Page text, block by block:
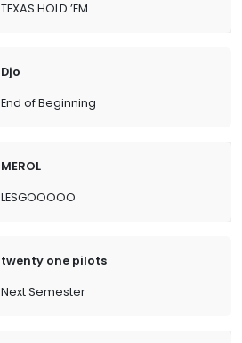
TEXAS HOLD ’EM
Djo
End of Beginning
MEROL
LESGOOOOO
twenty one pilots
Next Semester